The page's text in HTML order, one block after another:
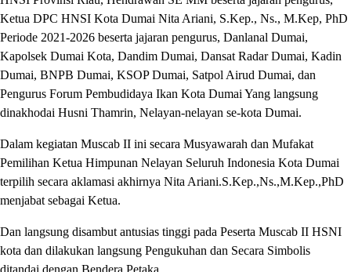
Ketua DPC HNSI Kota Dumai Nita Ariani, S.Kep., Ns., M.Kep, PhD
Periode 2021-2026 beserta jajaran pengurus, Danlanal Dumai,
Kapolsek Dumai Kota, Dandim Dumai, Dansat Radar Dumai, Kadin
Dumai, BNPB Dumai, KSOP Dumai, Satpol Airud Dumai, dan
Pengurus Forum Pembudidaya Ikan Kota Dumai Yang langsung
dinakhodai Husni Thamrin, Nelayan-nelayan se-kota Dumai.
Dalam kegiatan Muscab II ini secara Musyawarah dan Mufakat
Pemilihan Ketua Himpunan Nelayan Seluruh Indonesia Kota Dumai
terpilih secara aklamasi akhirnya Nita Ariani.S.Kep.,Ns.,M.Kep.,PhD
menjabat sebagai Ketua.
Dan langsung disambut antusias tinggi pada Peserta Muscab II HSNI
kota dan dilakukan langsung Pengukuhan dan Secara Simbolis